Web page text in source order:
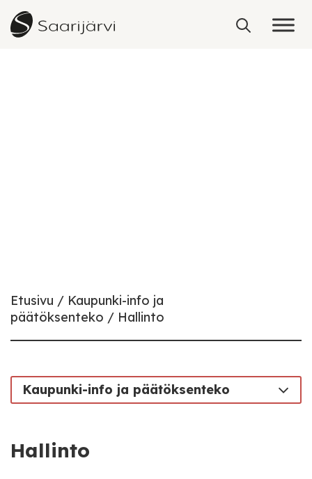
Skip to content
Etusivu
Kaupunki-info ja
päätöksenteko
Hallinto
Kaupunki-info ja päätöksenteko
Hallinto